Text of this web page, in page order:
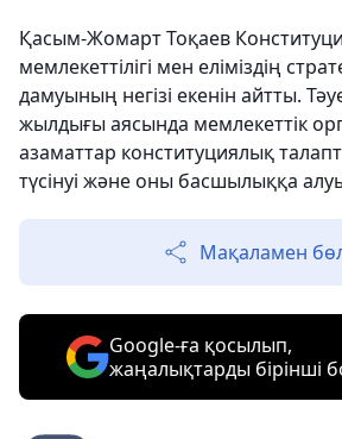
Қасым-Жомарт Тоқаев
мемлекеттілігі мен еліміздің
дамуының негізі екенін айтты.
жылдығы аясында мемлекеттік
азаматтар конституциялық
түсінуі және оны басшылыққа
Мақаламен
Google-ға қосылып,
жаңалықтарды бірінші